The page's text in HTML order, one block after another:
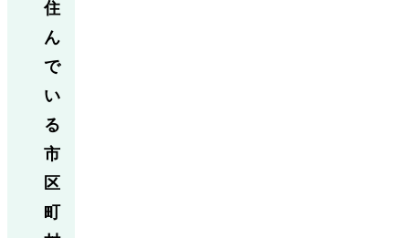
住
ん
で
い
る
市
区
町